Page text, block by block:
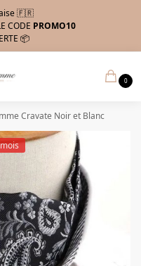
🇫🇷
CODE PROMO10
📦
0
Cravate Noir et Blanc